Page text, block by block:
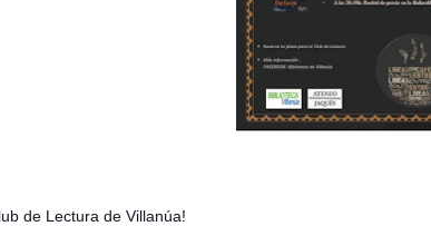
de Lectura de Villanúa!